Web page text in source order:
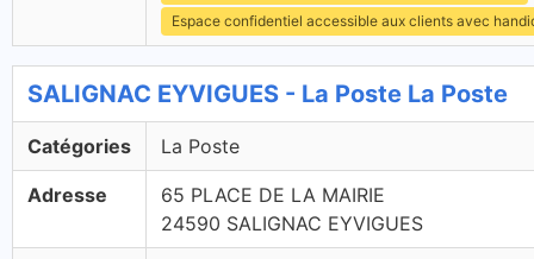
Espace confidentiel accessible aux clients avec
SALIGNAC EYVIGUES - La Poste La Poste
Catégories La Poste
Adresse
65 PLACE DE LA MAIRIE
24590 SALIGNAC EYVIGUES